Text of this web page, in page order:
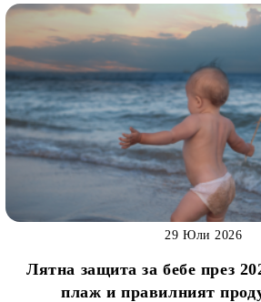
Лятна защита за бебе през
плаж и правилният
29 Юли 2026